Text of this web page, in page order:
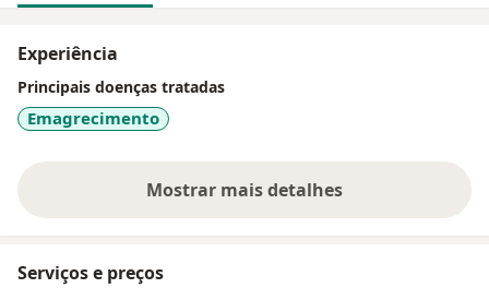
Experiência
Principais doenças tratadas
Emagrecimento
Mostrar mais detalhes
sobre a experiência
Serviços e preços